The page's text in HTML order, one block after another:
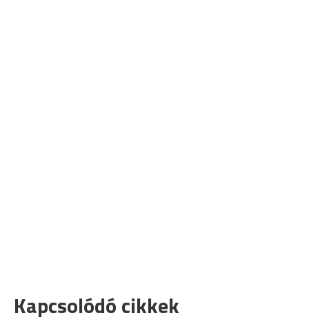
Kapcsolódó cikkek